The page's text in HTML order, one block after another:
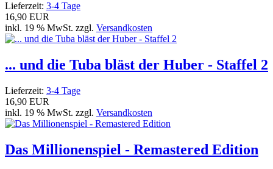
Lieferzeit: 3-4 Tage
16,90 EUR
inkl. 19 % MwSt. zzgl. Versandkosten
... und die Tuba bläst der Huber - Staffel 2
Lieferzeit: 3-4 Tage
16,90 EUR
inkl. 19 % MwSt. zzgl. Versandkosten
Das Millionenspiel - Remastered Edition